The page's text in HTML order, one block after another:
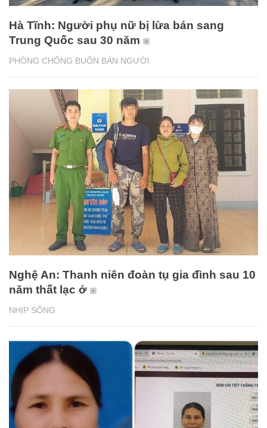
PHÒNG CHỐNG BUÔN BÁN NGƯỜI
Hà Tĩnh: Người phụ nữ bị lừa bán sang
Trung Quốc sau 30 năm
NHỊP SỐNG
Nghệ An: Thanh niên đoàn tụ gia đình sau 10
năm thất lạc ở